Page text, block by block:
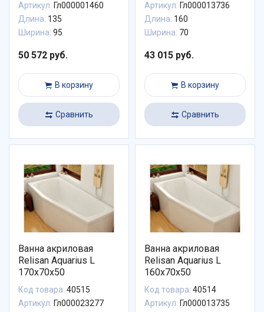
Артикул: Гл000001460
Длина: 135
Ширина: 95
50 572 руб.
В корзину
Сравнить
Артикул: Гл000013736
Длина: 160
Ширина: 70
43 015 руб.
В корзину
Сравнить
Ванна акриловая
Relisan Aquarius L
170х70х50
Код товара: 40515
Артикул: Гл000023277
Ванна акриловая
Relisan Aquarius L
160х70х50
Код товара: 40514
Артикул: Гл000013735